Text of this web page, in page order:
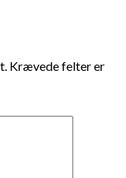
Krævede felter er